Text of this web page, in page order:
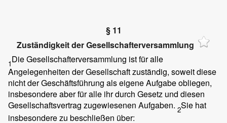
§ 11
Zuständigkeit der Gesellschafterversammlung
1Die Gesellschafterversammlung ist für alle
Angelegenheiten der Gesellschaft zuständig, soweit diese
nicht der Geschäftsführung als eigene Aufgabe obliegen,
insbesondere aber für alle ihr durch Gesetz und diesen
Gesellschaftsvertrag zugewiesenen Aufgaben. 2Sie hat
insbesondere zu beschließen über: